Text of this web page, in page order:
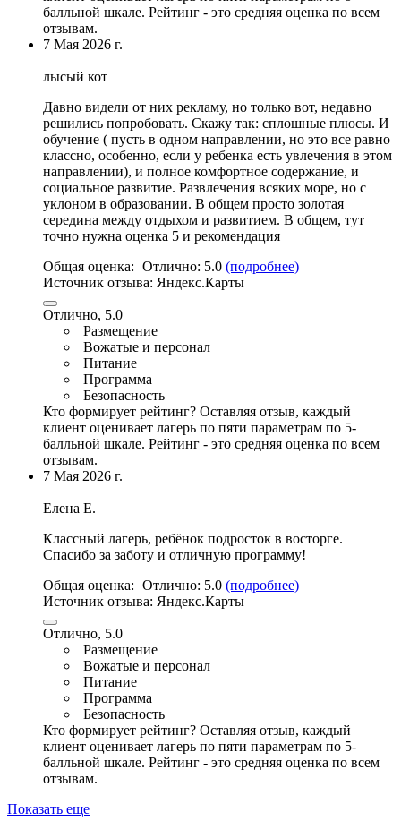
балльной шкале. Рейтинг - это средняя оценка по всем
отзывам.
7 Мая 2026 г.
лысый кот
Давно видели от них рекламу, но только вот, недавно
решились попробовать. Скажу так: сплошные плюсы. И
обучение ( пусть в одном направлении, но это все равно
классно, особенно, если у ребенка есть увлечения в этом
направлении), и полное комфортное содержание, и
социальное развитие. Развлечения всяких море, но с
уклоном в образовании. В общем просто золотая
середина между отдыхом и развитием. В общем, тут
точно нужна оценка 5 и рекомендация
Общая оценка: Отлично: 5.0 (подробнее)
Источник отзыва: Яндекс.Карты
Отлично, 5.0
Размещение
Вожатые и персонал
Питание
Программа
Безопасность
Кто формирует рейтинг? Оставляя отзыв, каждый
клиент оценивает лагерь по пяти параметрам по 5-
балльной шкале. Рейтинг - это средняя оценка по всем
отзывам.
7 Мая 2026 г.
Елена Е.
Классный лагерь, ребёнок подросток в восторге.
Спасибо за заботу и отличную программу!
Общая оценка: Отлично: 5.0 (подробнее)
Источник отзыва: Яндекс.Карты
Отлично, 5.0
Размещение
Вожатые и персонал
Питание
Программа
Безопасность
Кто формирует рейтинг? Оставляя отзыв, каждый
клиент оценивает лагерь по пяти параметрам по 5-
балльной шкале. Рейтинг - это средняя оценка по всем
отзывам.
Показать еще